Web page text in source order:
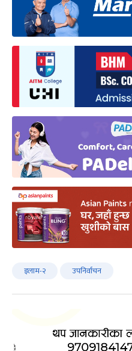
इलाम-२ उपनिर्वाचन